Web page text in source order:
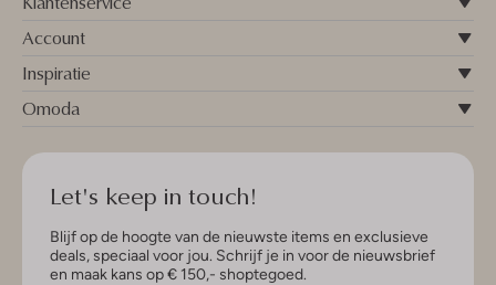
Account
Inspiratie
Omoda
Let's keep in touch!
Blijf op de hoogte van de nieuwste items en exclusieve
deals, speciaal voor jou. Schrijf je in voor de nieuwsbrief
en maak kans op € 150,- shoptegoed.